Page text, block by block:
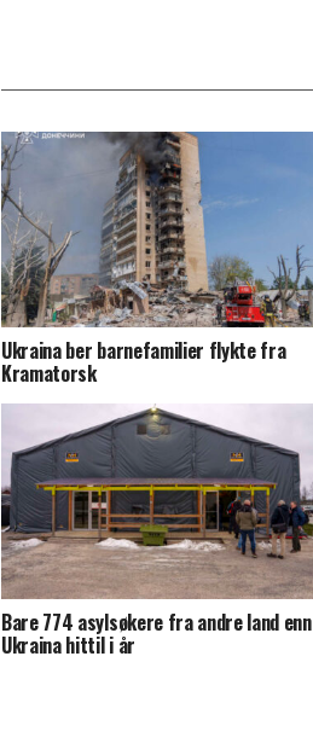
Ukraina ber barnefamilier flykte fra
Kramatorsk
Bare 774 asylsøkere fra andre land enn
Ukraina hittil i år